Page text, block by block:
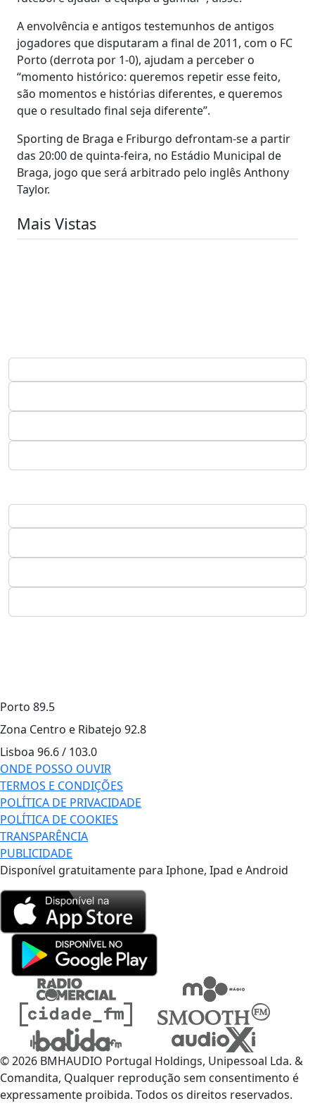
A envolvência e antigos testemunhos de antigos
jogadores que disputaram a final de 2011, com o FC
Porto (derrota por 1-0), ajudam a perceber o
“momento histórico: queremos repetir esse feito,
são momentos e histórias diferentes, e queremos
que o resultado final seja diferente”.
Sporting de Braga e Friburgo defrontam-se a partir
das 20:00 de quinta-feira, no Estádio Municipal de
Braga, jogo que será arbitrado pelo inglês Anthony
Taylor.
Mais Vistas
Porto 89.5
Zona Centro e Ribatejo 92.8
Lisboa 96.6 / 103.0
ONDE POSSO OUVIR
TERMOS E CONDIÇÕES
POLÍTICA DE PRIVACIDADE
POLÍTICA DE COOKIES
TRANSPARÊNCIA
PUBLICIDADE
Disponível gratuitamente para Iphone, Ipad e Android
© 2026 BMHAUDIO Portugal Holdings, Unipessoal Lda. &
Comandita, Qualquer reprodução sem consentimento é
expressamente proibida. Todos os direitos reservados.